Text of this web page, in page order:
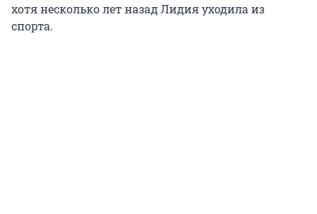
хотя несколько лет назад Лидия уходила из
спорта.